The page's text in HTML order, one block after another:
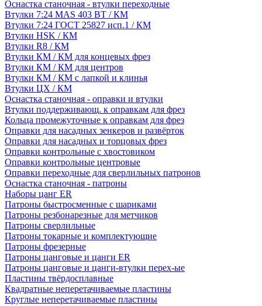
Оснастка станочная - втулки переходные
Втулки 7:24 MAS 403 BT / КМ
Втулки 7:24 ГОСТ 25827 исп.1 / КМ
Втулки HSK / КМ
Втулки R8 / КМ
Втулки КМ / КМ для концевых фрез
Втулки КМ / КМ для центров
Втулки КМ / КМ с лапкой и клинья
Втулки ЦХ / КМ
Оснастка станочная - оправки и втулки
Втулки поддерживающ. к оправкам для фрез
Кольца промежуточные к оправкам для фрез
Оправки для насадных зенкеров и развёрток
Оправки для насадных и торцовых фрез
Оправки контрольные с хвостовиком
Оправки контрольные центровые
Оправки переходные для сверлильных патронов
Оснастка станочная - патроны
Наборы цанг ER
Патроны быстросменные с шариками
Патроны резбонарезные для метчиков
Патроны сверлильные
Патроны токарные и комплектующие
Патроны фрезерные
Патроны цанговые и цанги ER
Патроны цанговые и цанги-втулки перех-ые
Пластины твёрдосплавные
Квадратные неперетачиваемые пластины
Круглые неперетачиваемые пластины